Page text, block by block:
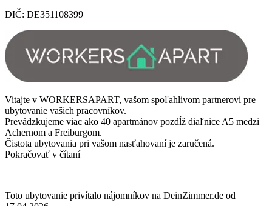
DIČ: DE351108399
Vitajte v WORKERSAPART, vašom spoľahlivom partnerovi pre
ubytovanie vašich pracovníkov.
Prevádzkujeme viac ako 40 apartmánov pozdĺž diaľnice A5 medzi
Achernom a Freiburgom.
Čistota ubytovania pri vašom nasťahovaní je zaručená.
Pokračovať v čítaní
—
Toto ubytovanie privítalo nájomníkov na DeinZimmer.de od